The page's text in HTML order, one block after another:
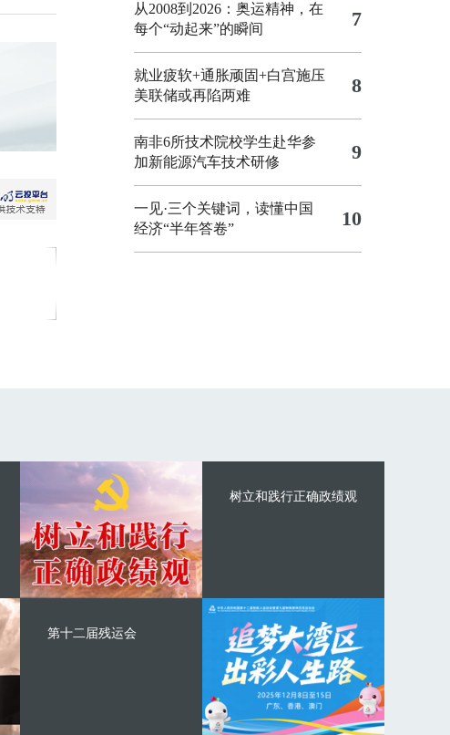
从2008到2026：奥运精神，在
每个“动起来”的瞬间
7
就业疲软+通胀顽固+白宫施压
美联储或再陷两难
8
南非6所技术院校学生赴华参
加新能源汽车技术研修
9
一见·三个关键词，读懂中国
经济“半年答卷”
10
树立和践行正确政绩观
第十二届残运会